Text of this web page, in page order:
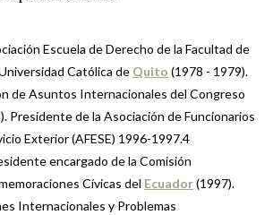
Escuela de Derecho de la Facultad de
Católica de Quito (1978 - 1979).
de Asuntos Internacionales del Congreso
Presidente de la Asociación de Funcionarios
Exterior (AFESE) 1996-1997.4
encargado de la Comisión
Cívicas del Ecuador(1997).
Internacionales y Problemas